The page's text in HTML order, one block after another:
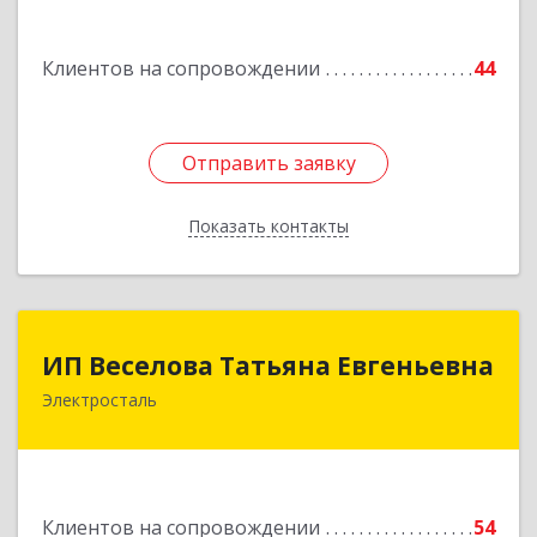
Клиентов на сопровождении 44
Отправить заявку
Показать контакты
Подробнее
Отправить заявку
Назад
ИП Веселова Татьяна Евгеньевна
Электросталь
Клиентов на сопровождении
54
144000, Московская обл, Электросталь г,